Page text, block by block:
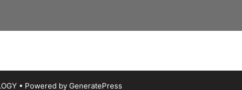
• Powered by GeneratePress